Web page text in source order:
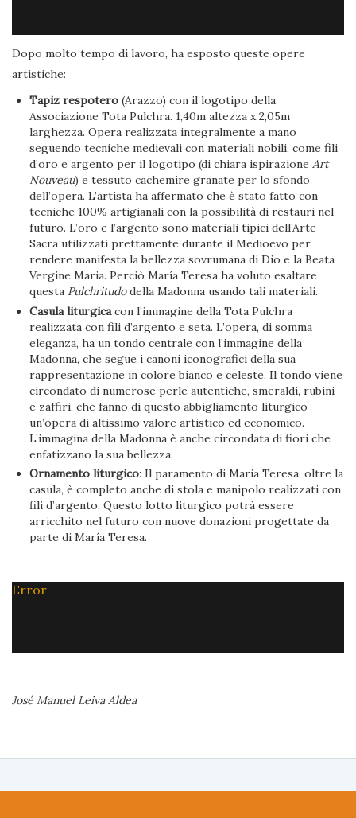
Dopo molto tempo di lavoro, ha esposto queste opere
artistiche:
Tapiz respotero (Arazzo) con il logotipo della
Associazione Tota Pulchra. 1,40m altezza x 2,05m
larghezza. Opera realizzata integralmente a mano
seguendo tecniche medievali con materiali nobili, come fili
d’oro e argento per il logotipo (di chiara ispirazioneArt
Nouveau) e tessuto cachemire granate per lo sfondo
dell’opera. L’artista ha affermato che è stato fatto con
tecniche 100% artigianali con la possibilità di restauri nel
futuro. L’oro e l’argento sono materiali tipici dell’Arte
Sacra utilizzati prettamente durante il Medioevo per
rendere manifesta la bellezza sovrumana di Dio e la Beata
Vergine Maria. Perciò María Teresa ha voluto esaltare
questa Pulchritudodella Madonna usando tali materiali.
Casula liturgicacon l’immagine della Tota Pulchra
realizzata con fili d’argento e seta. L’opera, di somma
eleganza, ha un tondo centrale con l’immagine della
Madonna, che segue i canoni iconografici della sua
rappresentazione in colore bianco e celeste. Il tondo viene
circondato di numerose perle autentiche, smeraldi, rubini
e zaffiri, che fanno di questo abbigliamento liturgico
un’opera di altissimo valore artistico ed economico.
L’immagina della Madonna è anche circondata di fiori che
enfatizzano la sua bellezza.
Ornamento liturgico: Il paramento di Maria Teresa, oltre la
casula, è completo anche di stola e manipolo realizzati con
fili d’argento. Questo lotto liturgico potrà essere
arricchito nel futuro con nuove donazioni progettate da
parte di María Teresa.
Error
José Manuel Leiva Aldea